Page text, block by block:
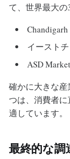
て、世界最大の
Chandigarh
イースト
ASD
確かに大きな
つは、消費者に
適しています。
最終的な調